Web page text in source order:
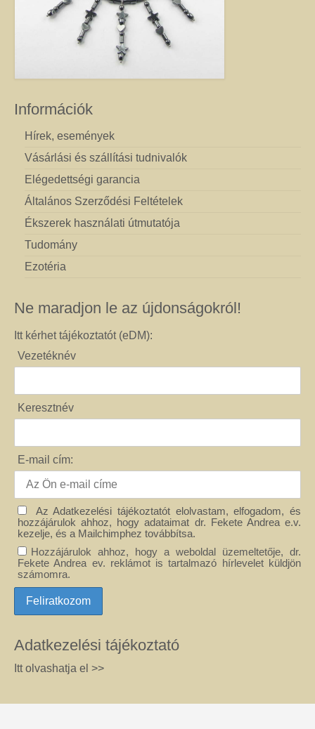
Információk
Hírek, események
Vásárlási és szállítási tudnivalók
Elégedettségi garancia
Általános Szerződési Feltételek
Ékszerek használati útmutatója
Tudomány
Ezotéria
Ne maradjon le az újdonságokról!
Itt kérhet tájékoztatót (eDM):
Vezetéknév
Keresztnév
E-mail cím:
Az Adatkezelési tájékoztatót elolvastam, elfogadom, és
hozzájárulok ahhoz, hogy adataimat dr. Fekete Andrea e.v.
kezelje, és a Mailchimphez továbbítsa.
Hozzájárulok ahhoz, hogy a weboldal üzemeltetője, dr.
Fekete Andrea ev. reklámot is tartalmazó hírlevelet küldjön
számomra.
Adatkezelési tájékoztató
Itt olvashatja el >>